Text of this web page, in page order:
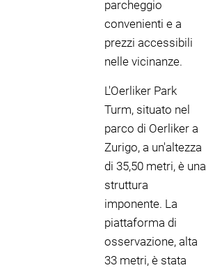
parcheggio
convenienti e a
prezzi accessibili
nelle vicinanze.
L'Oerliker Park
Turm, situato nel
parco di Oerliker a
Zurigo, a un'altezza
di 35,50 metri, è una
struttura
imponente. La
piattaforma di
osservazione, alta
33 metri, è stata